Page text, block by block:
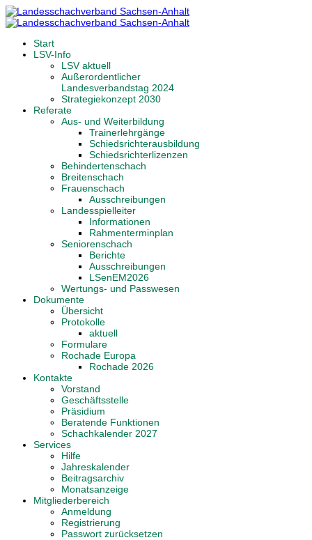
Start
LSV-Info
LSV aktuell
Außerordentlicher
Landesverbandstag 2024
Strategiekonzept 2030
Referate
Aus- und Weiterbildung
Trainerlehrgänge
Schiedsrichterausbildung
Schiedsrichterlizenzen
Behindertenschach
Breitenschach
Frauenschach
Ausschreibungen
Landesspielleiter
Informationen
Rahmenterminplan
Seniorenschach
Berichte
Ausschreibungen
LSenEM2026
Wertungs- und Passwesen
Dokumente
Übersicht
Protokolle
aktuell
Formulare
Rochade Europa
Rochade 2026
Kontakte
Vorstand
Geschäftsstelle
Präsidium
Beratende Funktionen
Schachkalender 2027
Services
Hilfe
Jahreskalender
Beitragsarchiv
Monatsanzeige
Mitgliederbereich
Anmeldung
Registrierung
Passwort zurücksetzen